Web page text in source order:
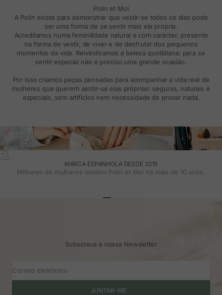
Polín et Moi
A Polin existe para demonstrar que vestir-se todos os dias pode
ser uma forma de se sentir mais ela própria.
Acreditamos numa feminilidade natural e com carácter, presente
na forma de vestir, de viver e de desfrutar dos pequenos
momentos da vida. Reivindicamos a beleza quotidiana: para se
sentir especial não é preciso uma grande ocasião.
Por isso criamos peças pensadas para acompanhar a vida real de
mulheres que querem sentir-se elas próprias: seguras, naturais e
especiais, sem artifícios nem necessidade de provar nada.
MARCA ESPANHOLA DESDE 2015
Milhares de mulheres vestem Polin et Moi há mais de 10 anos.
Subscreva a nossa Newsletter
Correio eletrónico
JUNTAR-ME